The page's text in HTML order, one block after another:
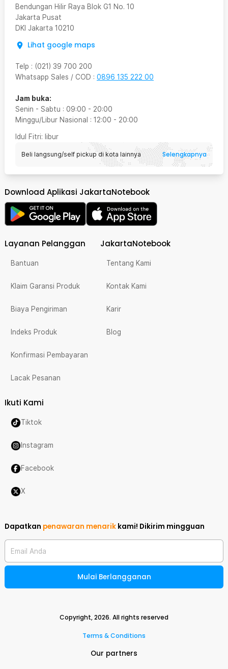
Bendungan Hilir Raya Blok G1 No. 10
Jakarta Pusat
DKI Jakarta 10210
Lihat google maps
Telp : (021) 39 700 200
Whatsapp Sales / COD : 0896 135 222 00
Jam buka:
Senin - Sabtu : 09:00 - 20:00
Minggu/Libur Nasional : 12:00 - 20:00
Idul Fitri: libur
Beli langsung/self pickup di kota lainnya Selengkapnya
Download Aplikasi JakartaNotebook
Layanan Pelanggan
Bantuan
Klaim Garansi Produk
Biaya Pengiriman
Indeks Produk
Konfirmasi Pembayaran
Lacak Pesanan
JakartaNotebook
Tentang Kami
Kontak Kami
Karir
Blog
Ikuti Kami
Tiktok
Instagram
Facebook
X
Dapatkan penawaran menarik kami! Dikirim mingguan
Email Anda
Mulai Berlangganan
Copyright,2026. All rights reserved
Terms & Conditions
Our partners